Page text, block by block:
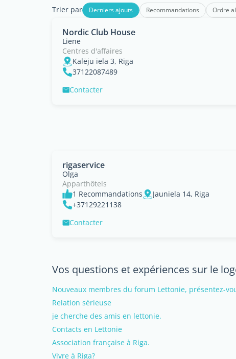
Trier par Derniers ajouts Recommandations Ordre
Nordic Club House
Liene
Centres d'affaires
Kalēju iela 3, Riga
37122087489
Contacter
rigaservice
Olga
Apparthôtels
1 Recommandations
Jauniela 14, Riga
+37129221138
Contacter
Vos questions et expériences sur le
Nouveaux membres du forum Lettonie, présentez-
Relation sérieuse
je cherche des amis en lettonie.
Contacts en Lettonie
Association française à Riga.
Vivre à Riga?